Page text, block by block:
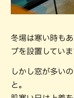
冬場は寒い時も
ブを設置していま
しかし窓が多い
と。